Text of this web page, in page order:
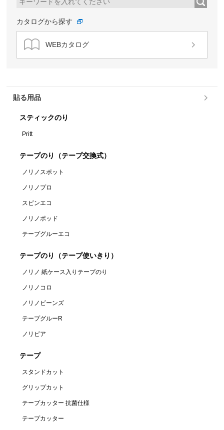
カタログから探す
WEBカタログ
貼る用品
スティックのり
Pritt
テープのり（テープ交換式）
ノリノスポット
ノリノプロ
スピンエコ
ノリノポッド
テープグルーエコ
テープのり（テープ使いきり）
ノリノ 紙ケース入りテープのり
ノリノコロ
ノリノビーンズ
テープグルーR
ノリピア
テープ
スタンドカット
グリップカット
テープカッター 抗菌仕様
テープカッター